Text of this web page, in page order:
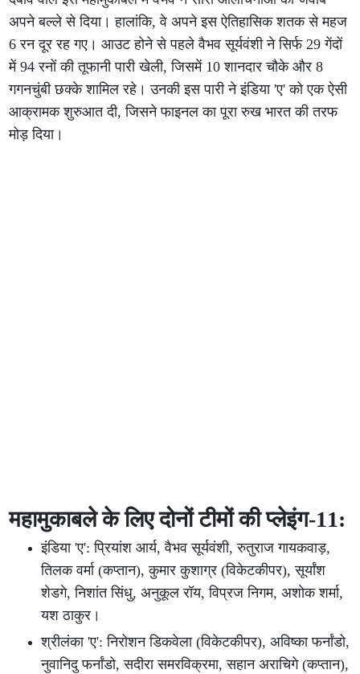
अपने बल्ले से दिया। हालांकि, वे अपने इस ऐतिहासिक शतक से महज
6 रन दूर रह गए। आउट होने से पहले वैभव सूर्यवंशी ने सिर्फ 29 गेंदों
में 94 रनों की तूफानी पारी खेली, जिसमें 10 शानदार चौके और 8
गगनचुंबी छक्के शामिल रहे। उनकी इस पारी ने इंडिया 'ए' को एक ऐसी
आक्रामक शुरुआत दी, जिसने फाइनल का पूरा रुख भारत की तरफ
मोड़ दिया।
महामुकाबले के लिए दोनों टीमों की प्लेइंग-11:
इंडिया 'ए': प्रियांश आर्य, वैभव सूर्यवंशी, रुतुराज गायकवाड़,
तिलक वर्मा (कप्तान), कुमार कुशाग्र (विकेटकीपर), सूर्यांश
शेडगे, निशांत सिंधु, अनुकूल रॉय, विप्रज निगम, अशोक शर्मा,
यश ठाकुर।
श्रीलंका 'ए': निरोशन डिकवेला (विकेटकीपर), अविष्का फर्नांडो,
नुवानिदु फर्नांडो, सदीरा समरविक्रमा, सहान अराचिगे (कप्तान),